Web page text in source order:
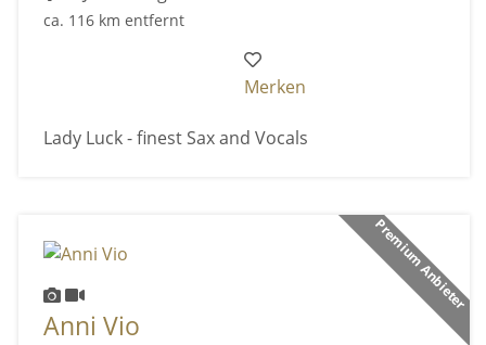
ca. 116 km entfernt
Merken
Lady Luck - finest Sax and Vocals
Premium Anbieter
Anni Vio